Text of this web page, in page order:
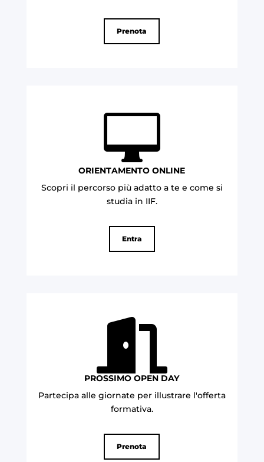
Prenota

ORIENTAMENTO ONLINE
Scopri il percorso più adatto a te e come si
studia in IIF.
Entra

PROSSIMO OPEN DAY
Partecipa alle giornate per illustrare l'offerta
formativa.
Prenota